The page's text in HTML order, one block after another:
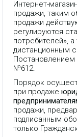
Интернет-
продажи, таким
продажи
регулируются
потребителей»,
дистанционным
Постановлением
№612.
Порядок
при продаже
продажи,
подписанным
только